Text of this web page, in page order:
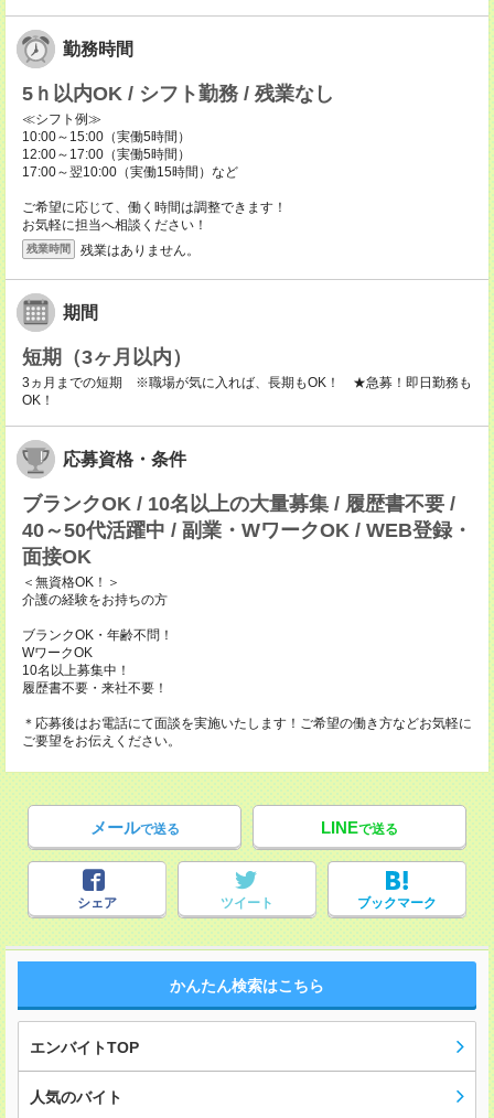
勤務時間
5ｈ以内OK / シフト勤務 / 残業なし
≪シフト例≫
10:00～15:00（実働5時間）
12:00～17:00（実働5時間）
17:00～翌10:00（実働15時間）など
ご希望に応じて、働く時間は調整できます！
お気軽に担当へ相談ください！
残業時間 残業はありません。
期間
短期（3ヶ月以内）
3ヵ月までの短期 ※職場が気に入れば、長期もOK！ ★急募！即日勤務も
OK！
応募資格・条件
ブランクOK / 10名以上の大量募集 / 履歴書不要 /
40～50代活躍中 / 副業・WワークOK / WEB登録・
面接OK
＜無資格OK！＞
介護の経験をお持ちの方
ブランクOK・年齢不問！
WワークOK
10名以上募集中！
履歴書不要・来社不要！
＊応募後はお電話にて面談を実施いたします！ご希望の働き方などお気軽に
ご要望をお伝えください。
メールで送る LINEで送る
シェア ツイート ブックマーク
かんたん検索はこちら
エンバイトTOP
人気のバイト